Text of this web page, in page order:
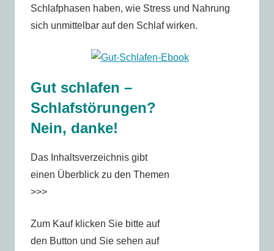
Schlafphasen haben, wie Stress und Nahrung
sich unmittelbar auf den Schlaf wirken.
Gut schlafen –
Schlafstörungen?
Nein, danke!
Das Inhaltsverzeichnis gibt
einen Überblick zu den Themen
>>>
Zum Kauf klicken Sie bitte auf
den Button und Sie sehen auf